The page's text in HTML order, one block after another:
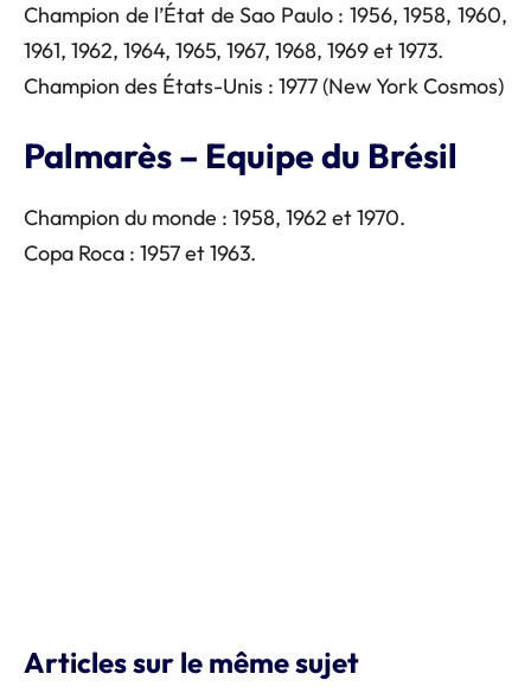
Champion de l’État de Sao Paulo : 1956, 1958, 1960,
1961, 1962, 1964, 1965, 1967, 1968, 1969 et 1973.
Champion des États-Unis : 1977 (New York Cosmos)
Palmarès – Equipe du Brésil
Champion du monde : 1958, 1962 et 1970.
Copa Roca : 1957 et 1963.
Articles sur le même sujet